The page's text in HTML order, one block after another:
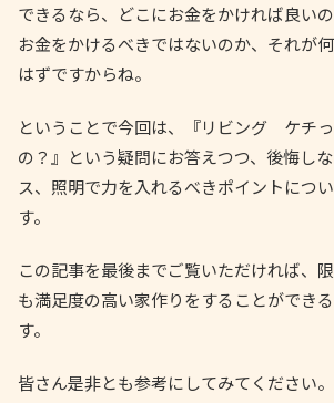
できるなら、どこにお金をかければ良い
お金をかけるべきではないのか、それが
はずですからね。
ということで今回は、『リビング ケチ
の？』という疑問にお答えつつ、後悔し
ス、照明で力を入れるべきポイントにつ
す。
この記事を最後までご覧いただければ、
も満足度の高い家作りをすることができ
す。
皆さん是非とも参考にしてみてください。